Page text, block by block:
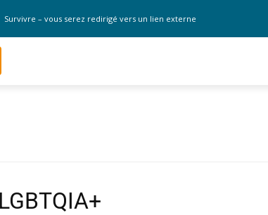
Survivre – vous serez redirigé vers un lien externe